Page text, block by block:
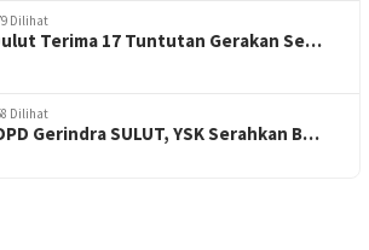
Dilihat
Terima 17 Tuntutan Gerakan Se…
Dilihat
Gerindra SULUT, YSK Serahkan B…